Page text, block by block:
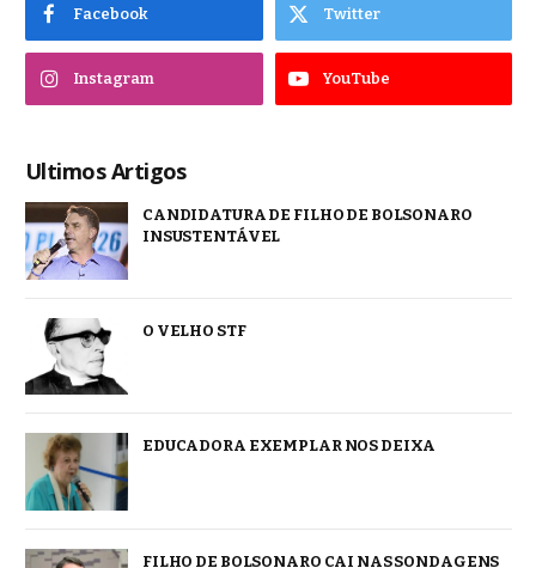
Facebook Twitter
Instagram YouTube
Ultimos Artigos
CANDIDATURA DE FILHO DE BOLSONARO
INSUSTENTÁVEL
O VELHO STF
EDUCADORA EXEMPLAR NOS DEIXA
FILHO DE BOLSONARO CAI NAS SONDAGENS